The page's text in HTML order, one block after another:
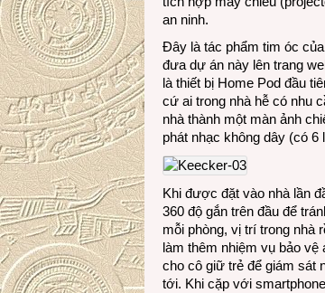
an ninh.
Đây là tác phẩm tim óc
đưa dự án này lên trang
là thiết bị Home Pod đầu
cứ ai trong nhà hễ có nhu
nhà thành một màn ảnh
phát nhạc không dây (có 6
Khi được đặt vào nhà lần
360 độ gắn trên đầu để
mỗi phòng, vị trí trong
làm thêm nhiệm vụ bảo vệ
cho cô giữ trẻ để giám sát
tới. Khi cặp với